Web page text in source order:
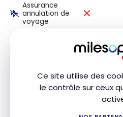
Ce site utilise des
le contrôle sur ceux
Assurance
annulation de
voyage
Assurance
accidents de